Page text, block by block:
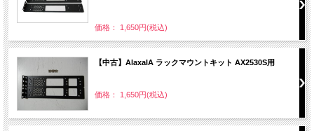
価格： 1,650円(税込)
【中古】AlaxalA ラックマウントキット AX2530S用
価格： 1,650円(税込)